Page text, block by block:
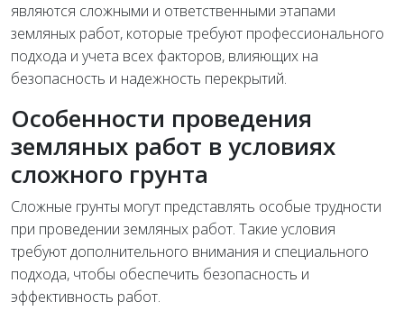
являются сложными и ответственными этапами
земляных работ, которые требуют профессионального
подхода и учета всех факторов, влияющих на
безопасность и надежность перекрытий.
Особенности проведения
земляных работ в условиях
сложного грунта
Сложные грунты могут представлять особые трудности
при проведении земляных работ. Такие условия
требуют дополнительного внимания и специального
подхода, чтобы обеспечить безопасность и
эффективность работ.